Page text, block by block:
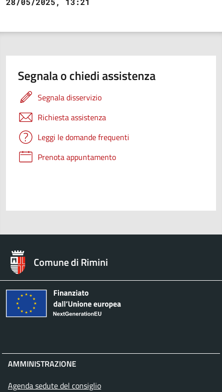
Segnala o chiedi assistenza
Segnala disservizio
Richiesta assistenza
Leggi le domande frequenti
Prenota appuntamento
Comune di Rimini
AMMINISTRAZIONE
Agenda sedute del consiglio